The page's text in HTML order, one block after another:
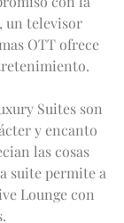
un televisor
OTT ofrece
Suites son
y encanto
las cosas
suite permite a
Lounge con